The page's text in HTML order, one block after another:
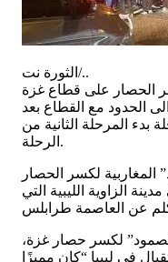
الثورة نت/..
الحصار على قطاع غزة
الحدود مع القطاع بعد
بدء المرحلة الثانية من
الرحلة.
لكسر الحصار
الزاوية الليبية التي
لكسر حصار غزة،
في ليبيا “كان مميزًا